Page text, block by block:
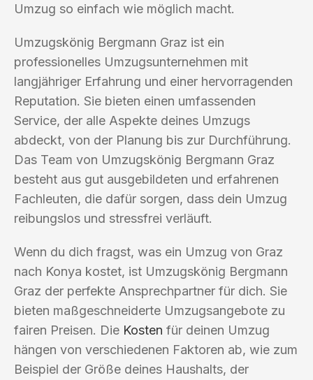
Umzug so einfach wie möglich macht.
Umzugskönig Bergmann Graz ist ein
professionelles Umzugsunternehmen mit
langjähriger Erfahrung und einer hervorragenden
Reputation. Sie bieten einen umfassenden
Service, der alle Aspekte deines Umzugs
abdeckt, von der Planung bis zur Durchführung.
Das Team von Umzugskönig Bergmann Graz
besteht aus gut ausgebildeten und erfahrenen
Fachleuten, die dafür sorgen, dass dein Umzug
reibungslos und stressfrei verläuft.
Wenn du dich fragst, was ein Umzug von Graz
nach Konya kostet, ist Umzugskönig Bergmann
Graz der perfekte Ansprechpartner für dich. Sie
bieten maßgeschneiderte Umzugsangebote zu
fairen Preisen. Die Kosten für deinen Umzug
hängen von verschiedenen Faktoren ab, wie zum
Beispiel der Größe deines Haushalts, der